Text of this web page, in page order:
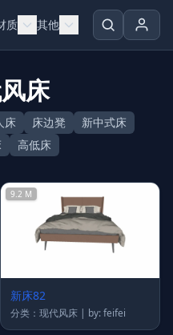
质 其他
床
床 床边凳
新中式床
高低床
9.2 M
新床82
分类：现代风床 | by: feifei